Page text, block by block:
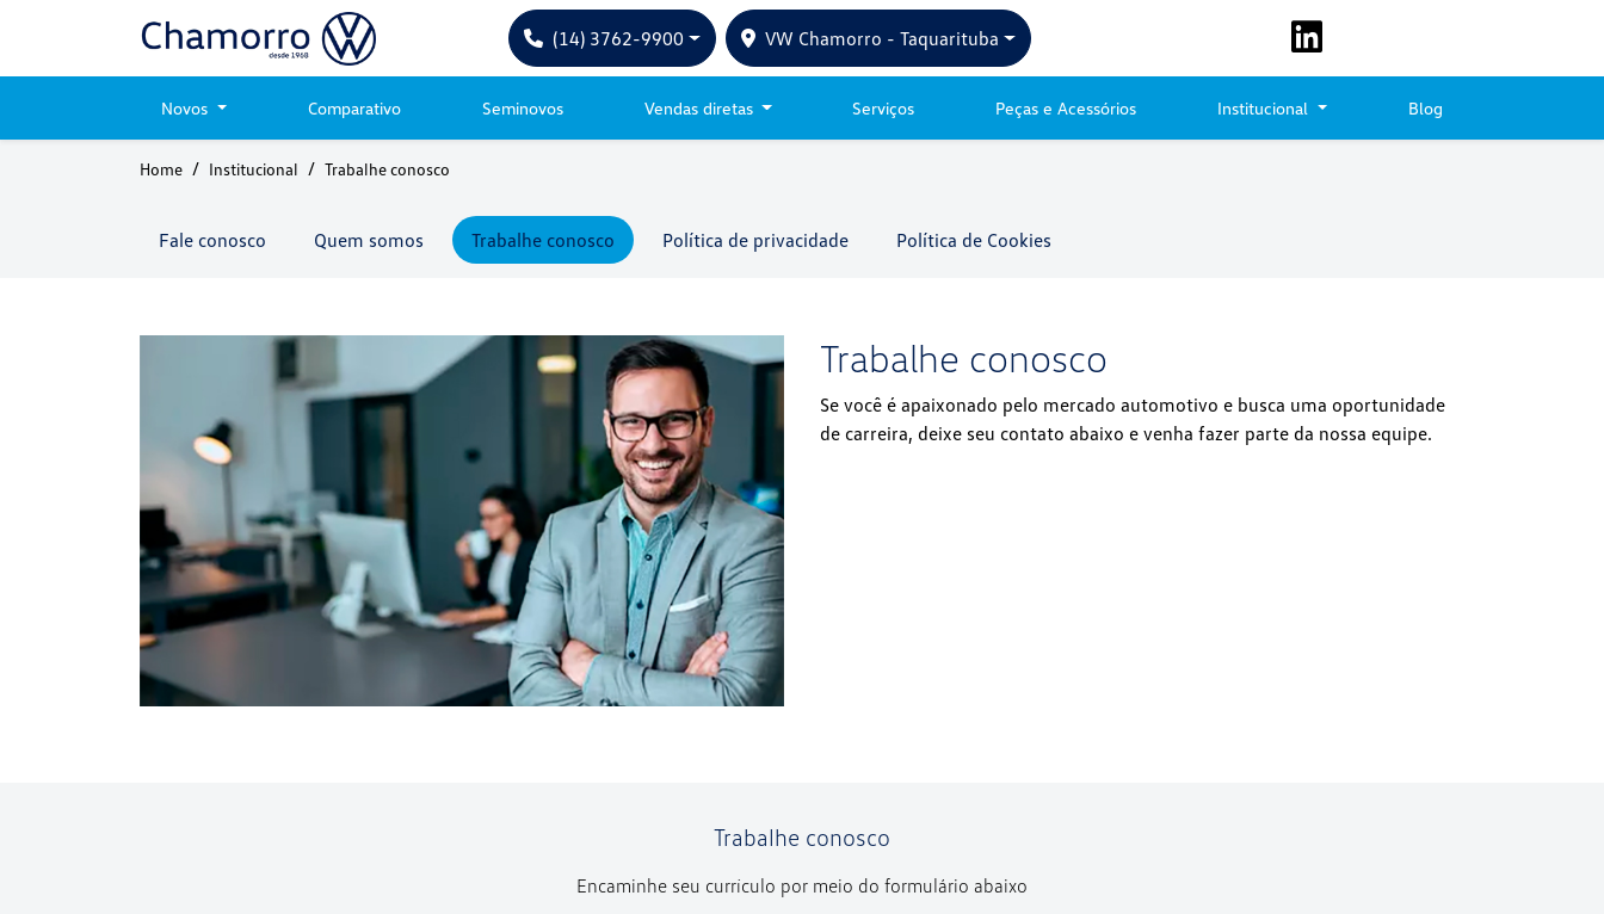
(14) 3762-9900 VW Chamorro - Taquarituba
Novos Comparativo Seminovos Vendas diretas Serviços Peças e Acessórios Institucional Blog
Home Institucional Trabalhe conosco
Fale conosco Quem somos Trabalhe conosco Política de privacidade Política de Cookies
Trabalhe conosco
Se você é apaixonado pelo mercado automotivo e busca uma oportunidade
de carreira, deixe seu contato abaixo e venha fazer parte da nossa equipe.
Trabalhe conosco
Encaminhe seu currículo por meio do formulário abaixo